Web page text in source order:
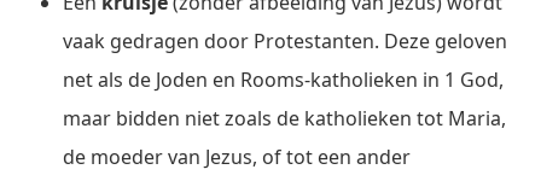
vaak gedragen door Protestanten. Deze geloven
net als de Joden en Rooms-katholieken in 1 God,
maar bidden niet zoals de katholieken tot Maria,
de moeder van Jezus, of tot een ander